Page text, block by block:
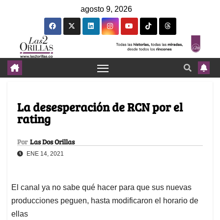
agosto 9, 2026
La desesperación de RCN por el
rating
Por Las Dos Orillas
ENE 14, 2021
El canal ya no sabe qué hacer para que sus nuevas
producciones peguen, hasta modificaron el horario de
ellas